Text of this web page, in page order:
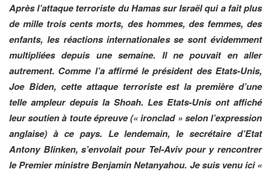
Après l’attaque terroriste du Hamas sur Israël qui a fait plus
de mille trois cents morts, des hommes, des femmes, des
enfants, les réactions internationales se sont évidemment
multipliées depuis une semaine. Il ne pouvait en aller
autrement. Comme l’a affirmé le président des Etats-Unis,
Joe Biden, cette attaque terroriste est la première d’une
telle ampleur depuis la Shoah. Les Etats-Unis ont affiché
leur soutien à toute épreuve (« ironclad » selon l’expression
anglaise) à ce pays. Le lendemain, le secrétaire d’Etat
Antony Blinken, s’envolait pour Tel-Aviv pour y rencontrer
le Premier ministre Benjamin Netanyahou. Je suis venu ici «